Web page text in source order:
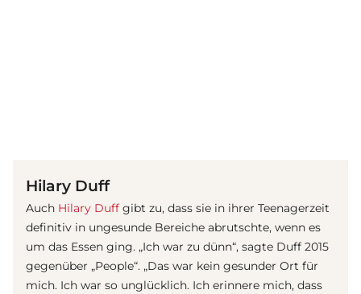
Hilary Duff
Auch Hilary Duff gibt zu, dass sie in ihrer Teenagerzeit
definitiv in ungesunde Bereiche abrutschte, wenn es
um das Essen ging. „Ich war zu dünn“, sagte Duff 2015
gegenüber „People“. „Das war kein gesunder Ort für
mich. Ich war so unglücklich. Ich erinnere mich, dass